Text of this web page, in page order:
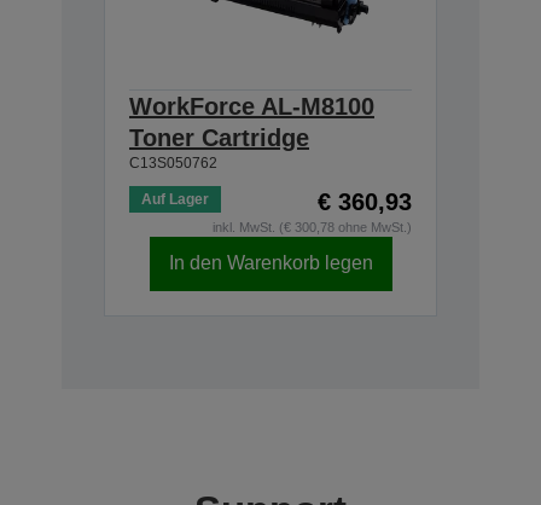
WorkForce AL-M8100
Toner Cartridge
C13S050762
Auf Lager € 360,93
inkl. MwSt. (€ 300,78 ohne MwSt.)
In den Warenkorb legen